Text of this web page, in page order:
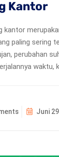
Kantor
kantor
paling sering
perubahan
waktu,
Juni